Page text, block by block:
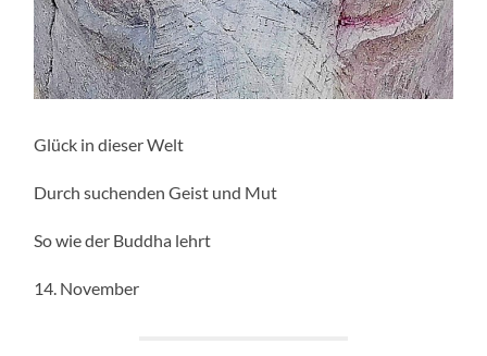
Glück in dieser Welt
Durch suchenden Geist und Mut
So wie der Buddha lehrt
14. November